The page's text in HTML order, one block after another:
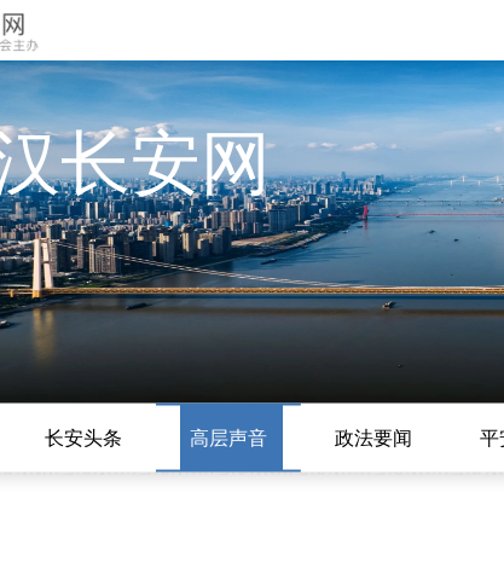
长安网
长安头条 高层声音 政法要闻 平